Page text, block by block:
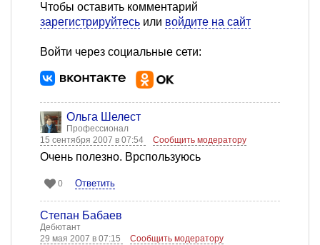
Чтобы оставить комментарий
зарегистрируйтесь или войдите на сайт
Войти через социальные сети:
Ольга Шелест
Профессионал
15 сентября 2007 в 07:54
Сообщить модератору
Очень полезно. Врспользуюсь
0 Ответить
Степан Бабаев
Дебютант
29 мая 2007 в 07:15
Сообщить модератору